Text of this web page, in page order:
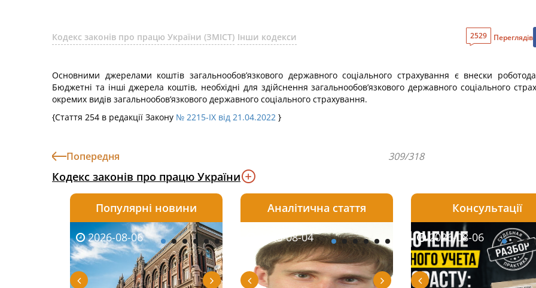
Кодекс законів про працю України (ЗМІСТ) Інши кодекси 2529 Переглядів
Основними джерелами коштів загальнообов’язкового державного соціального страхування є внески
Бюджетні та інші джерела коштів, необхідні для здійснення загальнообов’язкового державного соціального
окремих видів загальнообов’язкового державного соціального страхування.
{Стаття 254 в редакції Закону № 2215-IX від 21.04.2022 }
Попередня 309/318
Кодекс законів про працю України
Популярні новини
2026-08-06 2026-08-06 2026-08-06
Аналітична стаття
2026-08-03 2026-08-04 2026-08-04
Консультації
2026-08-05 2026-08-06
2026-07-30